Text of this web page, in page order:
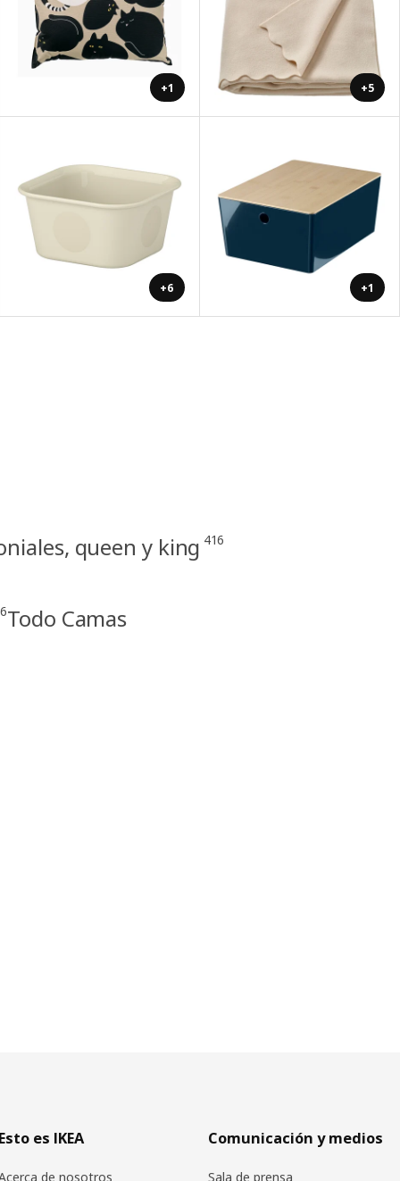
+1 +5
+6 +1
queen y king 416
Todo Camas
Esto es IKEA
de nosotros
Comunicación y medios
Sala de prensa